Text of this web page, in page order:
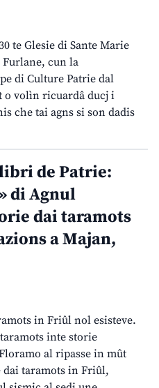
te Glesie di Sante Marie
cun la
di Culture Patrie dal
o volìn ricuardâ ducj i
che tai agns si son dadis
de Patrie:
di Agnul
dai taramots
a Majan,
in Friûl nol esisteve.
inte storie
al ripasse in mût
taramots in Friûl,